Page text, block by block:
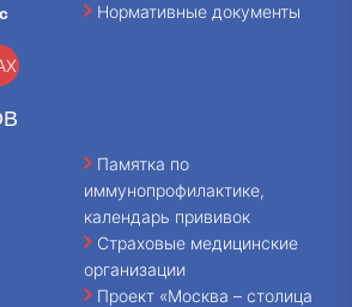
Нормативные документы
Памятка по
иммунопрофилактике,
календарь прививок
Страховые медицинские
организации
Проект «Москва – столица